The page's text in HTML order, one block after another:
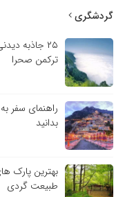
گردشگری
۲۵ جاذبه
ترکمن صحرا
راهنمای سفر
بدانید
بهترین پارک
طبیعت گردی